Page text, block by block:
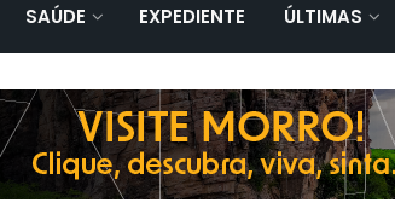
SAÚDE EXPEDIENTE ÚLTIMAS